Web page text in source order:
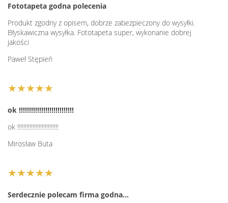
Fototapeta godna polecenia
Produkt zgodny z opisem, dobrze zabezpieczony do wysyłki.
Błyskawiczna wysyłka. Fototapeta super, wykonanie dobrej
jakości
Paweł Stępień
★★★★★
ok !!!!!!!!!!!!!!!!!!!!!!!!!!!
ok !!!!!!!!!!!!!!!!!!!!!!!!!!!
Mirosław Buta
★★★★★
Serdecznie polecam firma godna…